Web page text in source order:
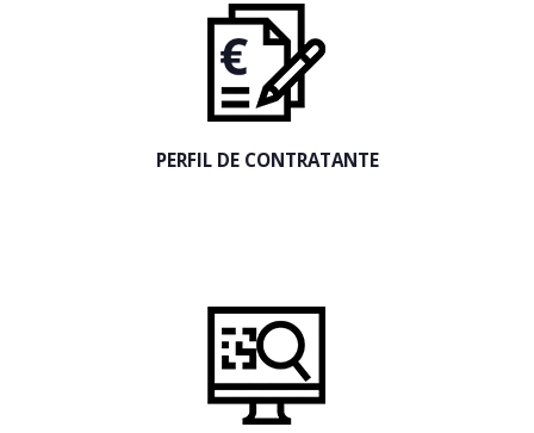
PERFIL DE CONTRATANTE